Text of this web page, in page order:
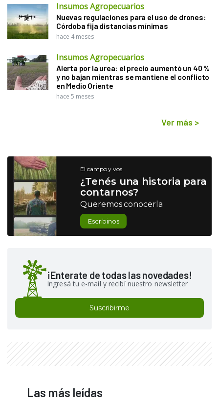
Insumos Agropecuarios
Nuevas regulaciones para el uso de drones:
Córdoba fija distancias mínimas
hace 4 meses
Insumos Agropecuarios
Alerta por la urea: el precio aumentó un 40 %
y no bajan mientras se mantiene el conflicto
en Medio Oriente
hace 5 meses
Ver más >
El campo y vos
¿Tenés una historia para
contarnos?
Queremos conocerla
Escribinos
¡Enterate de todas las novedades!
Ingresá tu e-mail y recibí nuestro newsletter
Suscribirme
Las más leídas